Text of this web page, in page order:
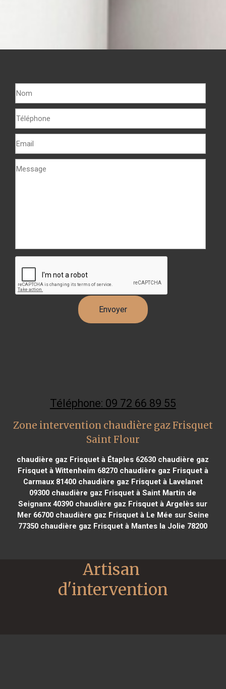
Téléphone: 09 72 66 89 55
Zone intervention chaudière gaz Frisquet
Saint Flour
chaudière gaz Frisquet à Étaples 62630 chaudière gaz
Frisquet à Wittenheim 68270chaudière gaz Frisquet à
Carmaux 81400chaudière gaz Frisquet à Lavelanet
09300 chaudière gaz Frisquet à Saint Martin de
Seignanx 40390 chaudière gaz Frisquet à Argelès sur
Mer 66700chaudière gaz Frisquet à Le Mée sur Seine
77350 chaudière gaz Frisquet à Mantes la Jolie 78200
Artisan
d'intervention